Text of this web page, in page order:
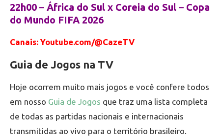
22h00 – África do Sul x Coreia do Sul – Copa
do Mundo FIFA 2026
Canais: Youtube.com/@CazeTV
Guia de Jogos na TV
Hoje ocorrem muito mais jogos e você confere todos
em nosso Guia de Jogos que traz uma lista completa
de todas as partidas nacionais e internacionais
transmitidas ao vivo para o território brasileiro.